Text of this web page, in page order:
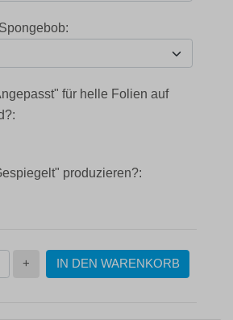
für helle Folien auf
produzieren?:
+ IN DEN WARENKORB